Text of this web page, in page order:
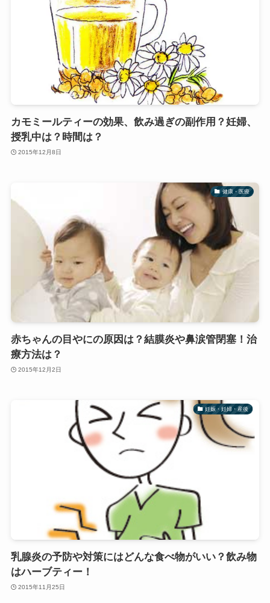
カモミールティーの効果、飲み過ぎの副作用？妊婦、
授乳中は？時間は？
2015年12月8日
健康・医療
赤ちゃんの目やにの原因は？結膜炎や鼻涙管閉塞！治
療方法は？
2015年12月2日
妊娠・妊婦・産後
乳腺炎の予防や対策にはどんな食べ物がいい？飲み物
はハーブティー！
2015年11月25日